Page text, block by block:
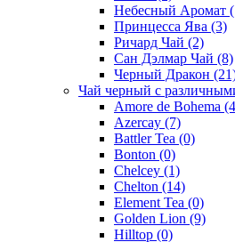
Небесный Аромат
Принцесса Ява (3)
Ричард Чай (2)
Сан Дэлмар Чай (8)
Черный Дракон
Чай черный с
Amore de Bohema
Azercay (7)
Battler Tea (0)
Bonton (0)
Chelcey (1)
Chelton (14)
Element Tea (0)
Golden Lion (9)
Hilltop (0)